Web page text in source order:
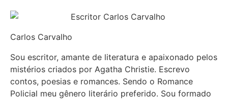
Carlos Carvalho
Sou escritor, amante de literatura e apaixonado pelos
mistérios criados por Agatha Christie. Escrevo
contos, poesias e romances. Sendo o Romance
Policial meu gênero literário preferido. Sou formado